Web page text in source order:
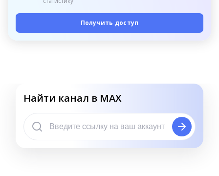
Получить доступ
Найти канал в MAX